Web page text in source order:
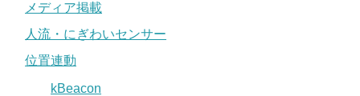
メディア掲載
人流・にぎわいセンサー
位置連動
kBeacon